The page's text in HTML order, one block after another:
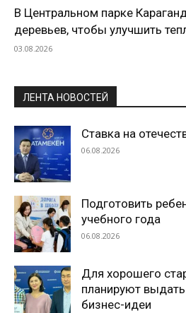
В Центральном парке
деревьев, чтобы улучшить
03.08.2026
ЛЕНТА НОВОСТЕЙ
Ставка на
06.08.2026
Подготовить
учебного года
06.08.2026
Для хорошего
планируют
бизнес-идеи